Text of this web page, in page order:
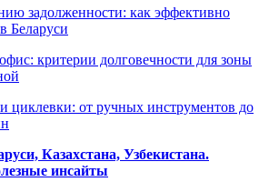
задолженности: как эффективно
Беларуси
критерии долговечности для зоны
циклевки: от ручных инструментов до
Казахстана, Узбекистана.
инсайты